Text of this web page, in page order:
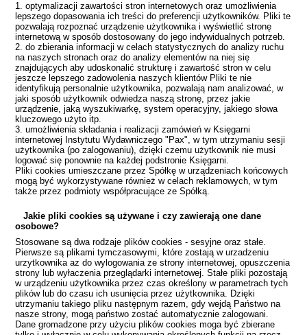
1. optymalizacji zawartości stron internetowych oraz umożliwienia
lepszego dopasowania ich treści do preferencji użytkowników. Pliki te
pozwalają rozpoznać urządzenie użytkownika i wyświetlić stronę
internetową w sposób dostosowany do jego indywidualnych potrzeb.
2. do zbierania informacji w celach statystycznych do analizy ruchu
na naszych stronach oraz do analizy elementów na niej się
znajdujących aby udoskonalić strukturę i zawartość stron w celu
jeszcze lepszego zadowolenia naszych klientów Pliki te nie
identyfikują personalnie użytkownika, pozwalają nam analizować, w
jaki sposób użytkownik odwiedza naszą stronę, przez jakie
urządzenie, jaką wyszukiwarkę, system operacyjny, jakiego słowa
kluczowego użyto itp.
3. umożliwienia składania i realizacji zamówień w Księgarni
internetowej Instytutu Wydawniczego "Pax", w tym utrzymaniu sesji
użytkownika (po zalogowaniu), dzięki czemu użytkownik nie musi
logować się ponownie na każdej podstronie Księgarni.
Pliki cookies umieszczane przez Spółkę w urządzeniach końcowych
mogą być wykorzystywane również w celach reklamowych, w tym
także przez podmioty współpracujące ze Spółką.
Jakie pliki cookies są używane i czy zawierają one dane
osobowe?
Stosowane są dwa rodzaje plików cookies - sesyjne oraz stałe.
Pierwsze są plikami tymczasowymi, które zostają w urzadzeniu
urzytkownika az do wylogowania ze strony internetowej, opuszczenia
strony lub wyłaczenia przeglądarki internetowej. Stałe pliki pozostają
w urządzeniu użytkownika przez czas określony w parametrach tych
plików lub do czasu ich usunięcia przez użytkownika. Dzięki
utrzymaniu takiego pliku następnym razem, gdy wejdą Państwo na
nasze strony, mogą państwo zostać automatycznie zalogowani.
Dane gromadzone przy użyciu plików cookies moga być zbierane